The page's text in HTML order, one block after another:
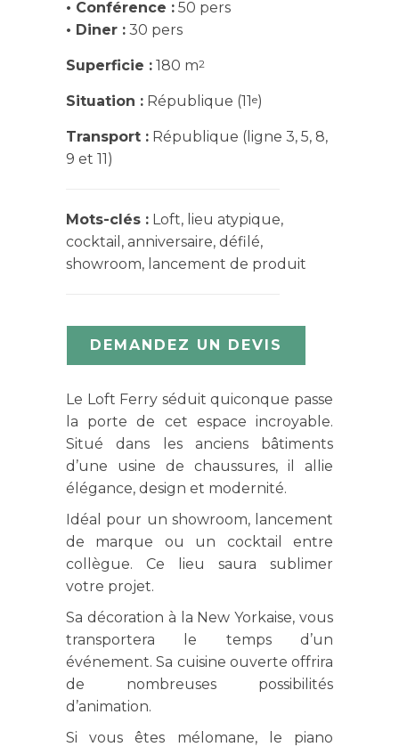
• Conférence : 50 pers
• Diner : 30 pers
Superficie : 180 m2
Situation : République (11e)
Transport : République (ligne 3, 5, 8,
9 et 11)
Mots-clés : Loft, lieu atypique,
cocktail, anniversaire, défilé,
showroom, lancement de produit
DEMANDEZ UN DEVIS
Le Loft Ferry séduit quiconque passe
la porte de cet espace incroyable.
Situé dans les anciens bâtiments
d’une usine de chaussures, il allie
élégance, design et modernité.
Idéal pour un showroom, lancement
de marque ou un cocktail entre
collègue. Ce lieu saura sublimer
votre projet.
Sa décoration à la New Yorkaise, vous
transportera le temps d’un
événement. Sa cuisine ouverte offrira
de nombreuses possibilités
d’animation.
Si vous êtes mélomane, le piano